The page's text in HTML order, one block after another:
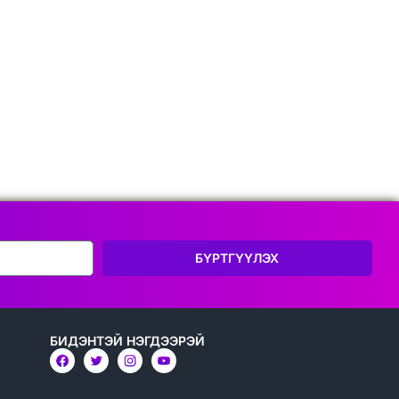
БҮРТГҮҮЛЭХ
БИДЭНТЭЙ НЭГДЭЭРЭЙ